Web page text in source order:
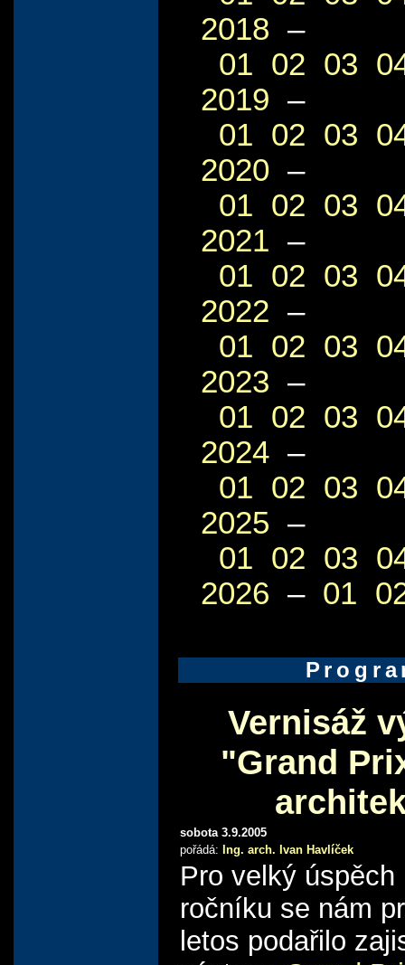
2018 –
01 02 03
2019 –
01 02 03
2020 –
01 02 03
2021 –
01 02 03
2022 –
01 02 03
2023 –
01 02 03
2024 –
01 02 03
2025 –
01 02 03
2026 – 01
Vernisáž
"Grand
sobota 3.9.2005
pořádá: Ing. arch. Ivan Havlíček
Pro velký úspěch
ročníku se nám
letos podařilo